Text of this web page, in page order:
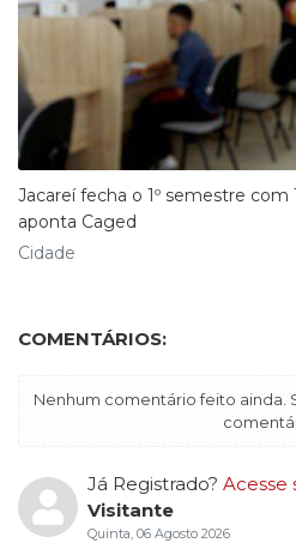
Jacareí fecha o 1º semestre com
aponta Caged
Cidade
COMENTÁRIOS:
Nenhum comentário feito ainda.
Já Registrado? Acesse
Visitante
Quinta, 06 Agosto 2026